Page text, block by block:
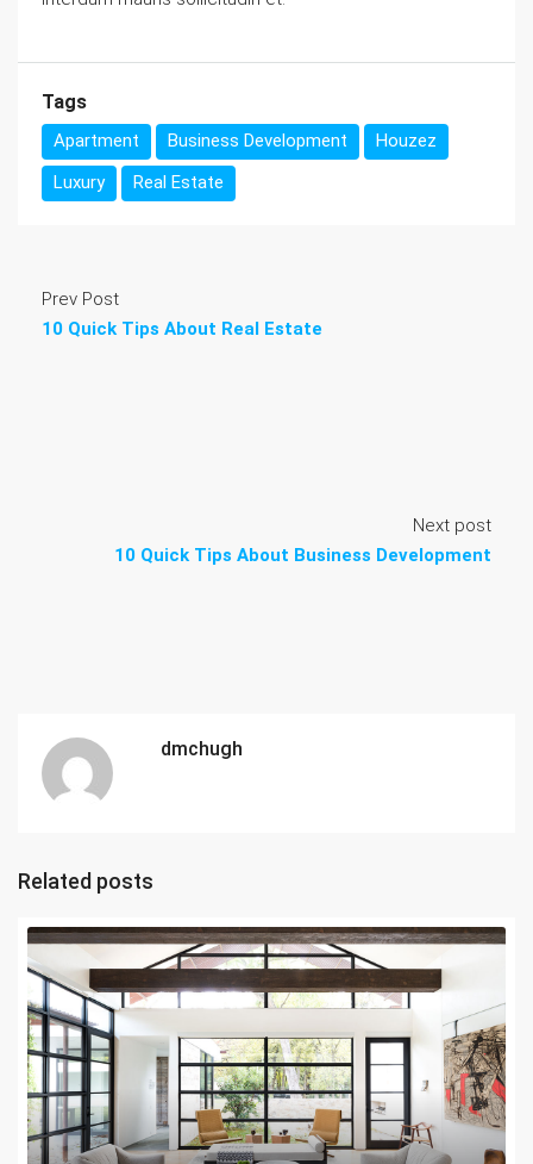
Tags
Apartment Business Development
Houzez
Luxury
Real Estate
Prev Post
10 Quick Tips About Real Estate
Next post
10 Quick Tips About Business Development
dmchugh
Related posts